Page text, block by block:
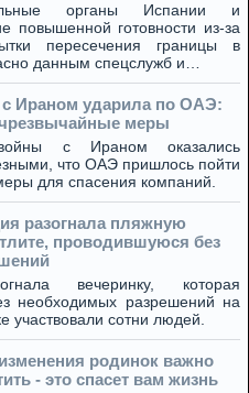
органы Испании и
повышенной готовности из-за
пересечения границы в
данным спецслужб и…
Ираном ударила по ОАЭ:
меры
с Ираном оказались
что ОАЭ пришлось пойти
для спасения компаний.
разогнала пляжную
проводившуюся без
вечеринку, которая
необходимых разрешений на
участвовали сотни людей.
родинок важно
- это спасет вам жизнь